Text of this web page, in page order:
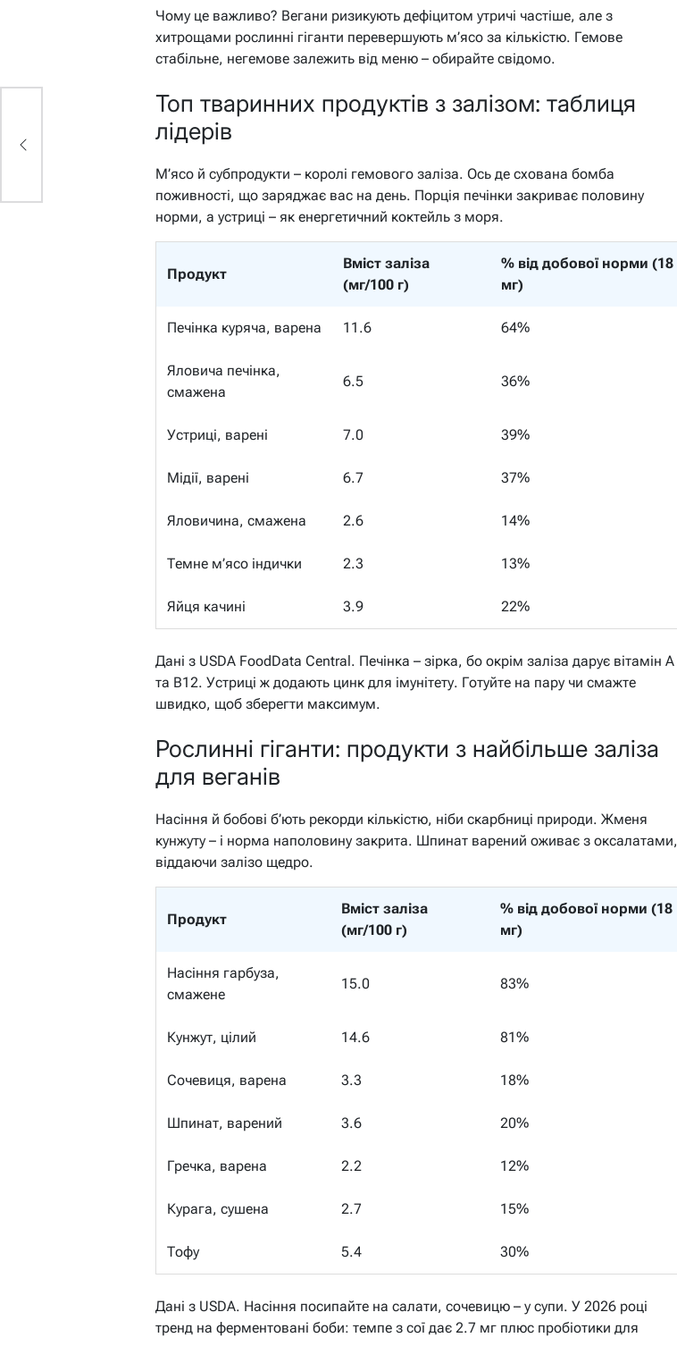
Чому це важливо? Вегани ризикують дефіцитом утричі частіше, але з
хитрощами рослинні гіганти перевершують м’ясо за кількістю. Гемове
стабільне, негемове залежить від меню – обирайте свідомо.
Топ тваринних продуктів з залізом: таблиця
лідерів
М’ясо й субпродукти – королі гемового заліза. Ось де схована бомба
поживності, що заряджає вас на день. Порція печінки закриває половину
норми, а устриці – як енергетичний коктейль з моря.
Продукт
Вміст заліза
(мг/100 г)
% від добової норми (18
мг)
Печінка куряча, варена 11.6 64%
Яловича печінка,
смажена
6.5 36%
Устриці, варені 7.0 39%
Мідії, варені 6.7 37%
Яловичина, смажена 2.6 14%
Темне м’ясо індички 2.3 13%
Яйця качині 3.9 22%
Дані з USDA FoodData Central. Печінка – зірка, бо окрім заліза дарує вітамін A
та B12. Устриці ж додають цинк для імунітету. Готуйте на пару чи смажте
швидко, щоб зберегти максимум.
Рослинні гіганти: продукти з найбільше заліза
для веганів
Насіння й бобові б’ють рекорди кількістю, ніби скарбниці природи. Жменя
кунжуту – і норма наполовину закрита. Шпинат варений оживає з оксалатами,
віддаючи залізо щедро.
Продукт
Вміст заліза
(мг/100 г)
% від добової норми (18
мг)
Насіння гарбуза,
смажене
15.0 83%
Кунжут, цілий 14.6 81%
Сочевиця, варена 3.3 18%
Шпинат, варений 3.6 20%
Гречка, варена 2.2 12%
Курага, сушена 2.7 15%
Тофу 5.4 30%
Дані з USDA. Насіння посипайте на салати, сочевицю – у супи. У 2026 році
тренд на ферментовані боби: темпе з сої дає 2.7 мг плюс пробіотики для